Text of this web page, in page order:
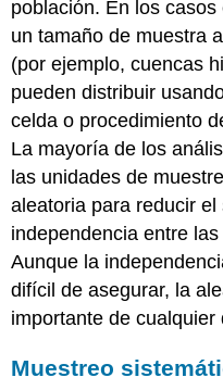
población. En los
un tamaño de muestra
(por ejemplo, cuencas
pueden distribuir
celda o procedimiento
La mayoría de los
las unidades de
aleatoria para reducir
independencia entre
Aunque la
difícil de asegurar, la
importante de
Muestreo